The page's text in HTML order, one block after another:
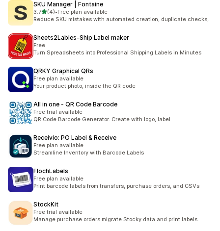
SKU Manager | Fontaine
3.7별 5개 중
(4)
총 리뷰 4개
•Free plan available
Reduce SKU mistakes with automated creation, duplicate checks,
Sheets2Lables‑Ship Label maker
Free
Turn Spreadsheets into Professional Shipping Labels in Minutes
QRKY Graphical QRs
Free plan available
Your product photo, inside the QR code
All in one ‑ QR Code Barcode
Free trial available
QR Code Barcode Generator. Create with logo, label
Receivio: PO Label & Receive
Free plan available
Streamline Inventory with Barcode Labels
FlochLabels
Free plan available
Print barcode labels from transfers, purchase orders, and CSVs
StockKit
Free trial available
Manage purchase orders migrate Stocky data and print labels.